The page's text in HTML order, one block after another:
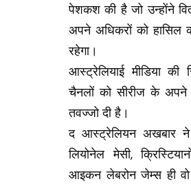
पेशकश की है जो उन्होंने
अपने अधिकरों को हासिल
रहेगा।
आस्ट्रेलियाई मीडिया की
चैनलों को सीरीज के अपने
तवज्जो दी है।
द आस्ट्रेलियन अखबार ने
लियोनेल मेसी,
आइकन लेबरोन जेम्स ही वो